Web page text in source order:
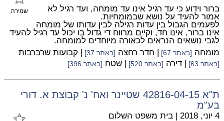
שמירה
ברור וידוע כי עד רגיל אינו עד מומחה, ועד רגיל לא
אמור להעיד על נושא שבמומחיות.
לפעמים הגבול בין עדות רגילה לבין עדותו של מומחה
אינו ברור, אינו חד, וקיים מרווח די גדול בו יכול עד רגיל להעיד
לגבי נושאים הנראים לכאורה מיוחדים למומחה.
מומחה [באתר 67] | חדר רחצה [באתר 37] | קבועות שרברבות
[באתר 63] | דירה [באתר 520] | שטח [באתר 396]
ת"א 42816-04-15 שטיינר ואח' נ' קבוצת א. דורי
בע"מ
4 יוני, 2018 | בית משפט השלום